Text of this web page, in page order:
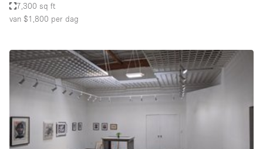
Kenmerken ruimte
Animals Friendly
Audio- en videoapparatuur
Auto display
Bar
7,300 sq ft
van $1,800 per dag